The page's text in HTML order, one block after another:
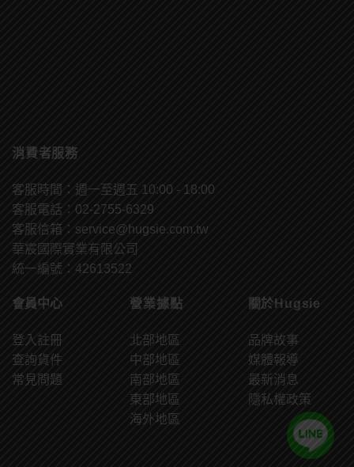
消費者服務
客服時間：週一至週五 10:00 - 18:00
客服電話：02-2755-6329
客服信箱： service@hugsie.com.tw
華宸國際實業有限公司
統一編號：42613522
會員中心
登入註冊
查詢貨件
常見問題
營業據點
北部地區
中部地區
南部地區
東部地區
海外地區
關於Hugsie
品牌故事
媒體報導
最新消息
隱私權政策